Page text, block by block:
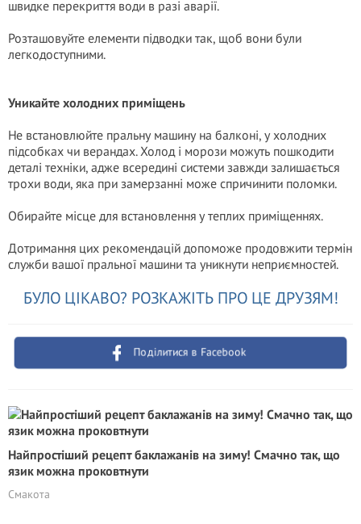
швидке перекриття води в разі аварії.
Розташовуйте елементи підводки так, щоб вони були
легкодоступними.
Уникайте холодних приміщень
Не встановлюйте пральну машину на балконі, у холодних
підсобках чи верандах. Холод і морози можуть пошкодити
деталі техніки, адже всередині системи завжди залишається
трохи води, яка при замерзанні може спричинити поломки.
Обирайте місце для встановлення у теплих приміщеннях.
Дотримання цих рекомендацій допоможе продовжити термін
служби вашої пральної машини та уникнути неприємностей.
БУЛО ЦІКАВО? РОЗКАЖІТЬ ПРО ЦЕ ДРУЗЯМ!
Поділитися в Facebook
Найпростіший рецепт баклажанів на зиму! Смачно так, що
язик можна проковтнути
Смакота